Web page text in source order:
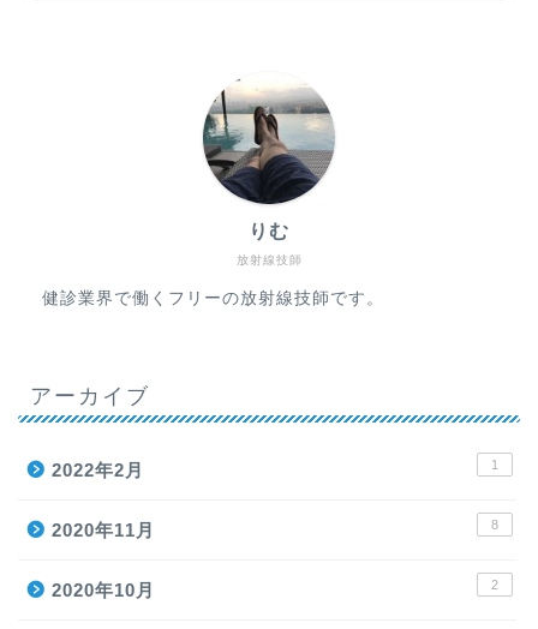
放射線技師
りむ
健診業界で働くフリーの放射線技師です。
アーカイブ
2022年2月 1
2020年11月 8
2020年10月 2